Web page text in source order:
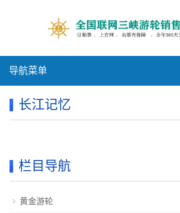
导航菜单
长江记忆
栏目导航
黄金游轮